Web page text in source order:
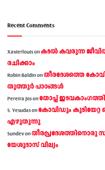
Recent Comments
Xavierlouisonകടല്‍ കവരുന്ന
രചിക്കാം
Robin Baldinonതീരദേശത്തെ
തൂത്തൂര്‍ പാഠങ്ങൾ
Pereira Josonതോപ്പ്
S. Yesudasonകോവിഡും കുടിയേറ്റ
എഴുതുന്നു
Sundevonതീരപ്രദേശത്തിനൊരു
യേശുദാസ് വില്യം